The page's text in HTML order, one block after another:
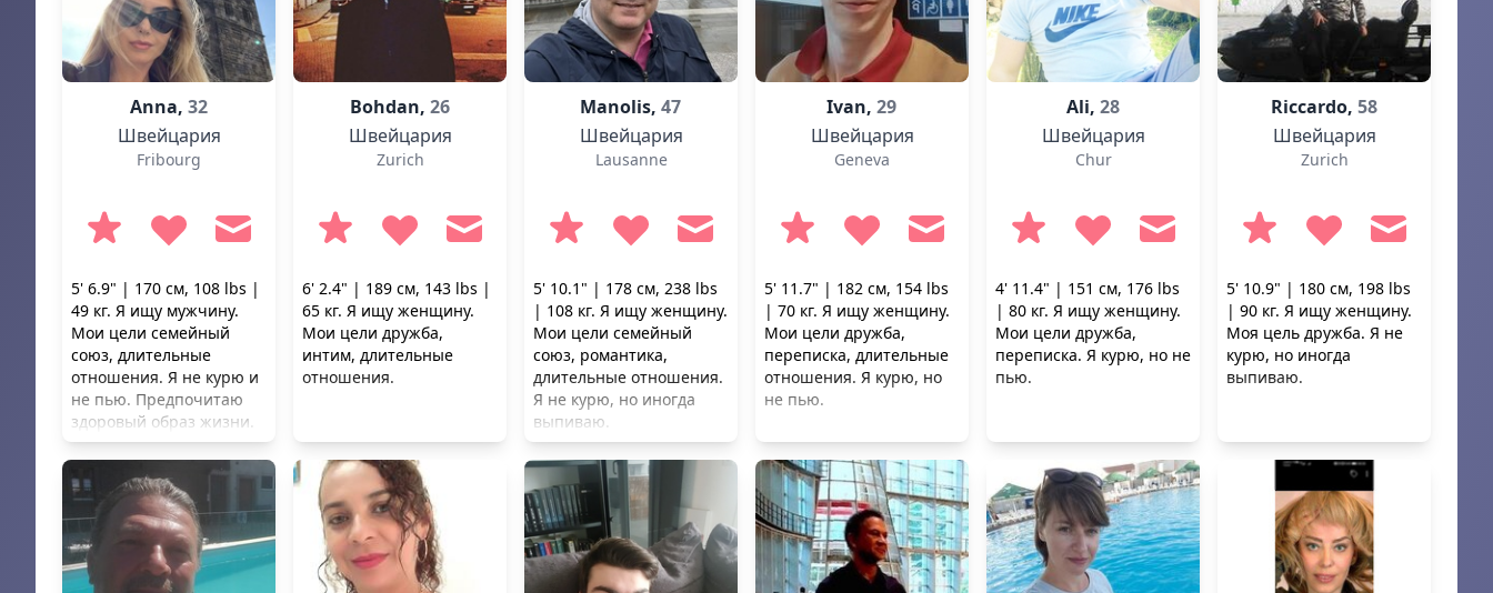
Anna, 32
Швейцария
Fribourg
5' 6.9" | 170 см, 108 lbs |
49 кг. Я ищу мужчину.
Мои цели семейный
союз, длительные
отношения. Я не курю и
не пью. Предпочитаю
здоровый образ жизни.
Bohdan, 26
Швейцария
Zurich
6' 2.4" | 189 см, 143 lbs |
65 кг. Я ищу женщину.
Мои цели дружба,
интим, длительные
отношения.
Manolis,47
Швейцария
Lausanne
5' 10.1" | 178 см, 238 lbs
| 108 кг. Я ищу женщину.
Мои цели семейный
союз, романтика,
длительные отношения.
Я не курю, но иногда
выпиваю.
Ivan,29
Швейцария
Geneva
5' 11.7" | 182 см, 154 lbs
| 70 кг. Я ищу женщину.
Мои цели дружба,
переписка, длительные
отношения. Я курю, но
не пью.
Ali, 28
Швейцария
Chur
4' 11.4" | 151 см, 176 lbs
| 80 кг. Я ищу женщину.
Мои цели дружба,
переписка. Я курю, но не
пью.
Riccardo, 58
Швейцария
Zurich
5' 10.9" | 180 см, 198 lbs
| 90 кг. Я ищу женщину.
Моя цель дружба. Я не
курю, но иногда
выпиваю.